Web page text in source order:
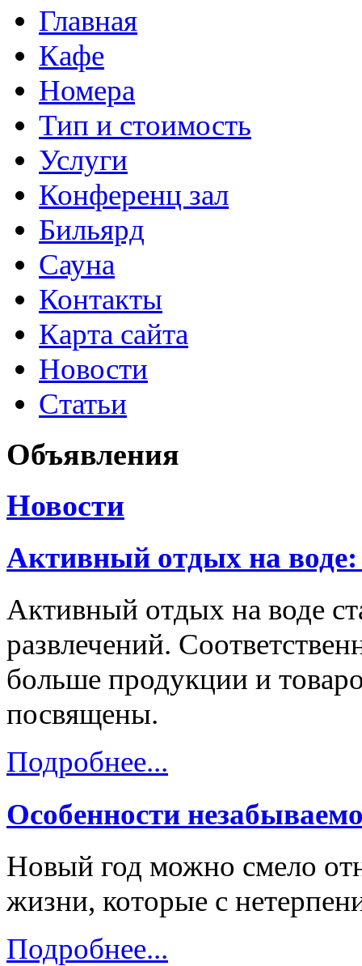
Главная
Кафе
Номера
Тип и стоимость
Услуги
Конференц зал
Бильярд
Сауна
Контакты
Карта сайта
Новости
Статьи
Объявления
Новости
Активный отдых на воде:
Активный отдых на воде
развлечений.
больше продукции и
посвящены.
Подробнее...
Особенности
Новый год можно смело
жизни, которые с
Подробнее...